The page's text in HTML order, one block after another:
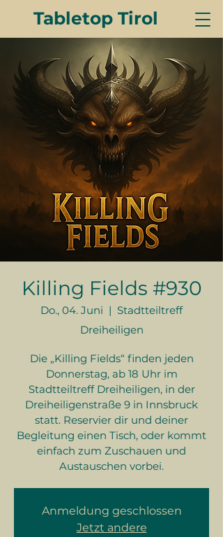
Tabletop Tirol
Killing Fields #930
Do., 04. Juni
  |
Stadtteiltreff
Dreiheiligen
Die „Killing Fields“ finden jeden
Donnerstag, ab 18 Uhr im
Stadtteiltreff Dreiheiligen, in der
Dreiheiligenstraße 9 in Innsbruck
statt. Reservier dir und deiner
Begleitung einen Tisch, oder kommt
einfach zum Zuschauen und
Austauschen vorbei.
Anmeldung geschlossen
Jetzt andere